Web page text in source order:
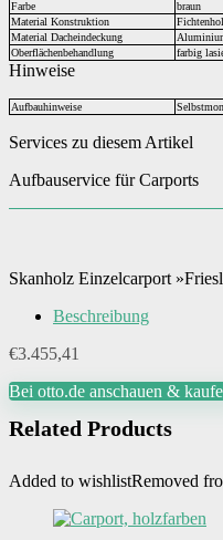
Farbe
braun
Material Konstruktion
Material Dacheindeckung
Oberflächenbehandlung
farbig
Hinweise
Aufbauhinweise
Services zu diesem Artikel
Aufbauservice für Carports
Skanholz Einzelcarport
Beschreibung
€3.455,41
Bei otto.de anschauen &
Related Products
Added to wishlistRemoved